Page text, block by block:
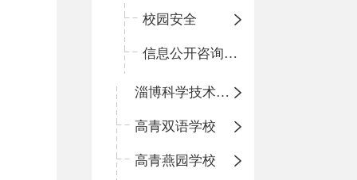
校园安全
信息公开咨询指南
淄博科学技术学校
高青双语学校
高青燕园学校